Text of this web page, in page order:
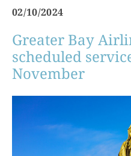
02/10/2024
Greater Bay
scheduled
November